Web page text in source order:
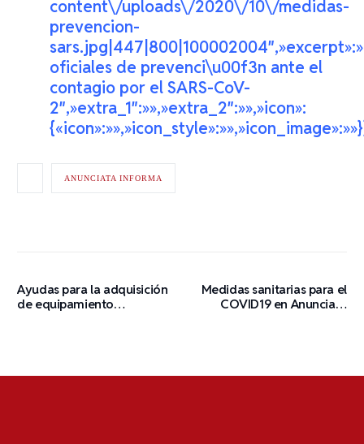
content\/uploads\/2020\/10\/medidas-
prevencion-
oficiales de prevenci\u00f3n ante el
contagio por el SARS-CoV-
2″,»extra_1″:»»,»extra_2″:»»,»icon»:
ANUNCIATA INFORMA
Ayudas para la adquisición
de equipamiento
Medidas sanitarias para el
COVID19 en Anunciata